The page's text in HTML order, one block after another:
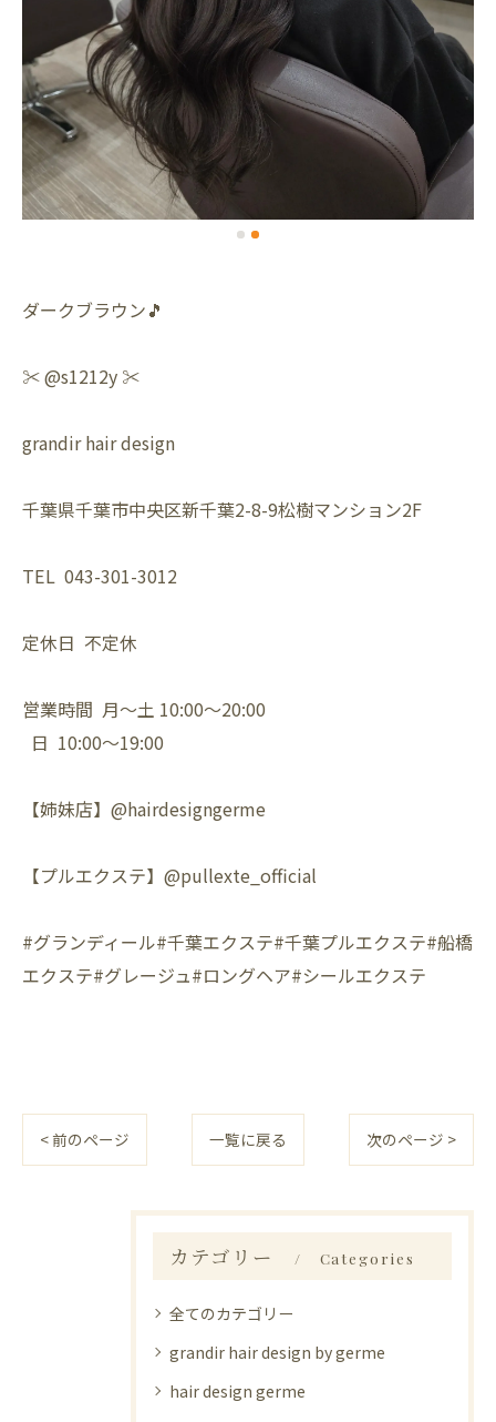
ダークブラウン🎵
✂️ @s1212y ✂️
grandir hair design
千葉県千葉市中央区新千葉2-8-9松樹マンション2F
TEL 043-301-3012
定休日 不定休
営業時間 月〜土 10:00〜20:00
日 10:00〜19:00
【姉妹店】@hairdesigngerme
【プルエクステ】@pullexte_official
#グランディール#千葉エクステ#千葉プルエクステ#船橋
エクステ#グレージュ#ロングヘア#シールエクステ
< 前のページ 一覧に戻る 次のページ >
カテゴリー Categories
全てのカテゴリー
grandir hair design by germe
hair design germe